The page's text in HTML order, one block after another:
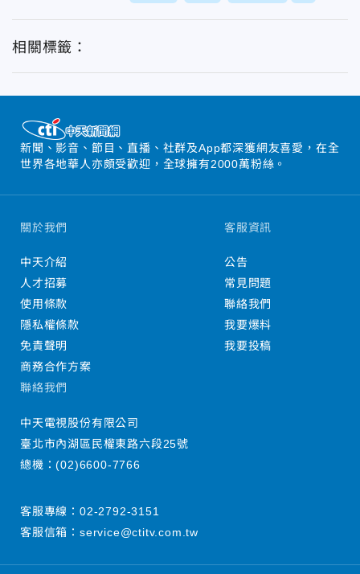
相關標籤：
新聞、影音、節目、直播、社群及App都深獲網友喜愛，在全
世界各地華人亦頗受歡迎，全球擁有2000萬粉絲。
關於我們
中天介紹
人才招募
使用條款
隱私權條款
免責聲明
商務合作方案
客服資訊
公告
常見問題
聯絡我們
我要爆料
我要投稿
聯絡我們
中天電視股份有限公司
臺北市內湖區民權東路六段25號
總機：(02)6600-7766
客服專線： 02-2792-3151
客服信箱： service@ctitv.com.tw